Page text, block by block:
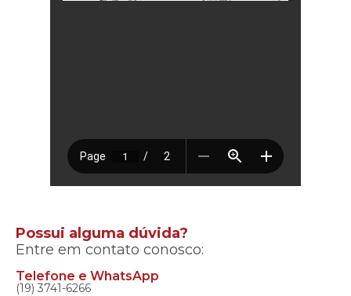
Possui alguma dúvida?
Entre em contato conosco:
Telefone e WhatsApp
(19) 3741-6266